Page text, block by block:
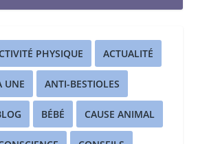
PHYSIQUE ACTUALITÉ
UNE ANTI-BESTIOLES
BÉBÉ CAUSE ANIMAL